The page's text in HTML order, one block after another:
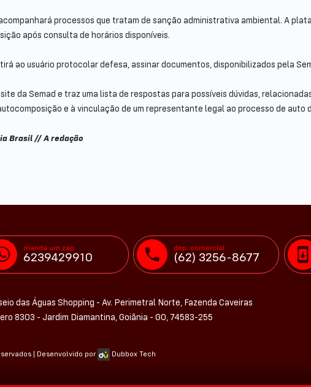
processos que tratam de sanção administrativa ambiental. A
após consulta de horários disponíveis.
ao usuário protocolar defesa, assinar documentos, disponibilizados pela
da Semad e traz uma lista de respostas para possíveis dúvidas,
e à vinculação de um representante legal ao processo de auto
Brasil // A redação
manda um zap
6239429910
dep. comercial
(62) 3256-8677
das Águas Shopping - Av. Perimetral Norte, Fazenda Caveiras
8303 - Jardim Diamantina, Goiânia - GO, 74583-255
| Desenvolvido por Dubbox Tech